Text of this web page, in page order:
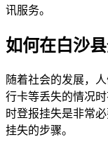
讯服务。
如何在白沙县
随着社会的发展，
行卡等丢失的情况
时登报挂失是非常
挂失的步骤。